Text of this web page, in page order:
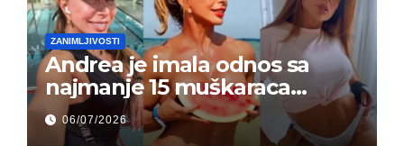
ZANIMLJIVOSTI
Andrea je imala odnos sa
najmanje 15 muškaraca
odjednom – „Doktor mi je
rekao…“ (FOTO)
06/07/2026